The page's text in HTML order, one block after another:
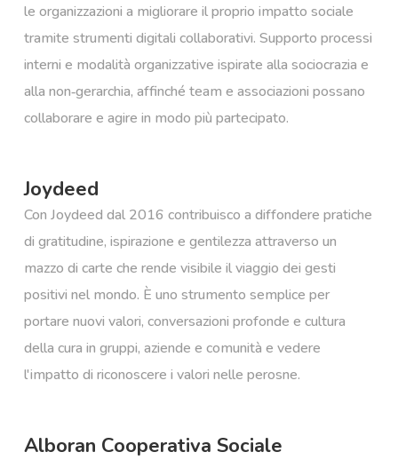
le organizzazioni a migliorare il proprio impatto sociale
tramite strumenti digitali collaborativi. Supporto processi
interni e modalità organizzative ispirate alla sociocrazia e
alla non‑gerarchia, affinché team e associazioni possano
collaborare e agire in modo più partecipato.
Joydeed
Con Joydeed dal 2016 contribuisco a diffondere pratiche
di gratitudine, ispirazione e gentilezza attraverso un
mazzo di carte che rende visibile il viaggio dei gesti
positivi nel mondo. È uno strumento semplice per
portare nuovi valori, conversazioni profonde e cultura
della cura in gruppi, aziende e comunità e vedere
l'impatto di riconoscere i valori nelle perosne.
Alboran Cooperativa Sociale